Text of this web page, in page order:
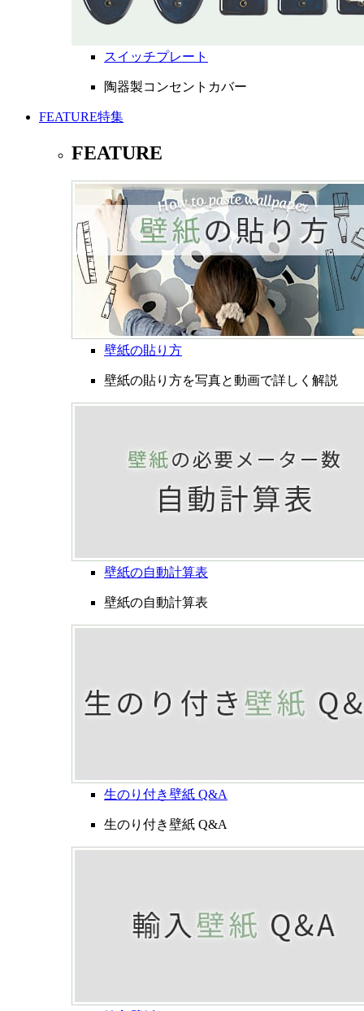
スイッチプレート
陶器製コンセントカバー
FEATURE特集
FEATURE
壁紙の貼り方
壁紙の貼り方を写真と動画で詳しく解説
壁紙の自動計算表
壁紙の自動計算表
生のり付き壁紙 Q&A
生のり付き壁紙 Q&A